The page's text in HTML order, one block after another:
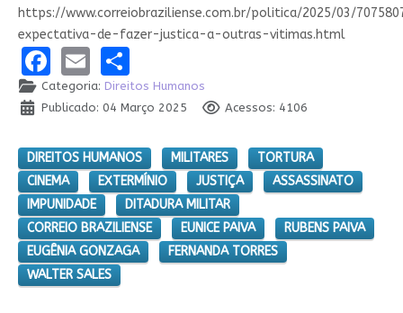
https://www.correiobraziliense.com.br/politica/2025/03/
expectativa-de-fazer-justica-a-outras-vitimas.html
Facebook
EmailShare
Categoria: Direitos Humanos
Publicado: 04 Março 2025
Acessos: 4106
DIREITOS HUMANOS MILITARES
TORTURA
CINEMA
EXTERMÍNIO JUSTIÇA
ASSASSINATO
IMPUNIDADE
DITADURA MILITAR
CORREIO BRAZILIENSE
EUNICE PAIVA
RUBENS PAIVA
EUGÊNIA GONZAGA
FERNANDA TORRES
WALTER SALES